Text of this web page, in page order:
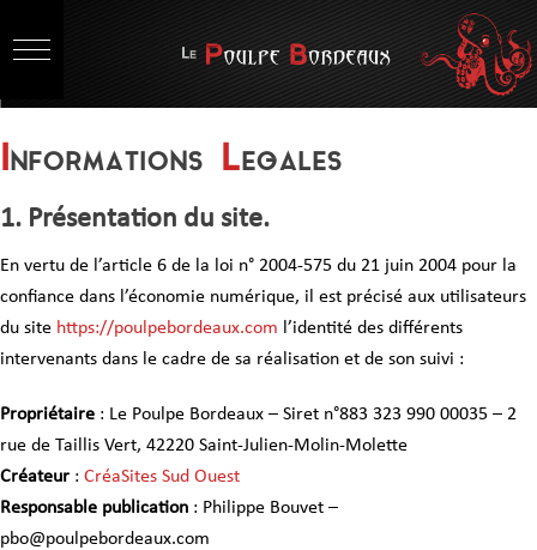
Informations Legales
1. Présentation du site.
En vertu de l’article 6 de la loi n° 2004-575 du 21 juin 2004 pour la
confiance dans l’économie numérique, il est précisé aux utilisateurs
du site https://poulpebordeaux.com l’identité des différents
intervenants dans le cadre de sa réalisation et de son suivi :
Propriétaire : Le Poulpe Bordeaux – Siret n°883 323 990 00035 – 2
rue de Taillis Vert, 42220 Saint-Julien-Molin-Molette
Créateur : CréaSites Sud Ouest
Responsable publication : Philippe Bouvet –
pbo@poulpebordeaux.com